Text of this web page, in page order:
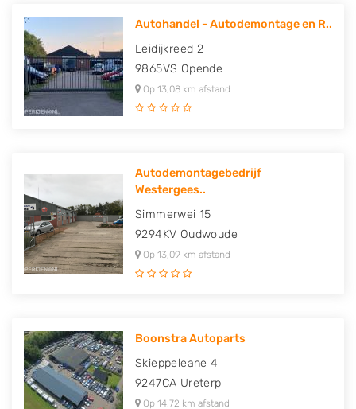
Autohandel - Autodemontage en R..
Leidijkreed 2
9865VS Opende
Op 13,08 km afstand
Autodemontagebedrijf
Westergees..
Simmerwei 15
9294KV Oudwoude
Op 13,09 km afstand
Boonstra Autoparts
Skieppeleane 4
9247CA Ureterp
Op 14,72 km afstand